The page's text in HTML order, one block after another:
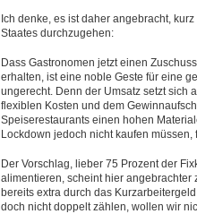
Ich denke, es ist daher angebracht,
Staates durchzugehen:
Dass Gastronomen jetzt einen
erhalten, ist eine noble Geste für eine
ungerecht. Denn der Umsatz setzt sich
flexiblen Kosten und dem
Speiserestaurants einen hohen
Lockdown jedoch nicht kaufen müssen,
Der Vorschlag, lieber 75 Prozent der
alimentieren, scheint hier
bereits extra durch das
doch nicht doppelt zählen, wollen wir